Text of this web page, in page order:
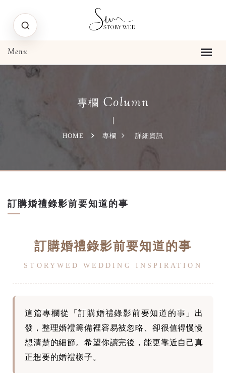
專欄 Column
HOME 專欄 詳細資訊
訂購婚禮錄影前要知道的事
訂購婚禮錄影前要知道的事
STORYWED WEDDING INSPIRATION
這篇專欄從「訂購婚禮錄影前要知道的事」出
發，整理婚禮籌備裡容易被忽略、卻很值得慢慢
想清楚的細節。希望你讀完後，能更靠近自己真
正想要的婚禮樣子。